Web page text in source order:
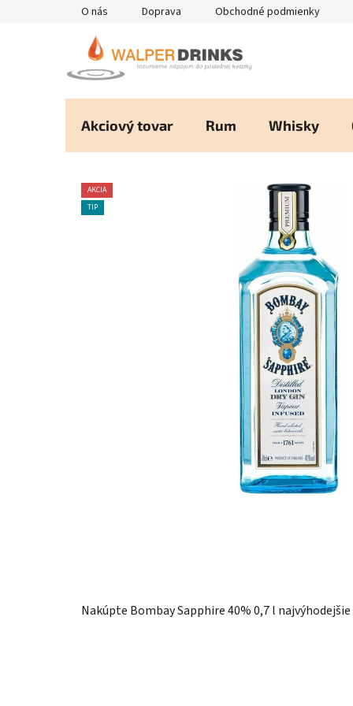
O nás Doprava Obchodné podmienky
Akciový tovar Rum Whisky
AKCIA
TIP
Nakúpte Bombay Sapphire 40% 0,7 l